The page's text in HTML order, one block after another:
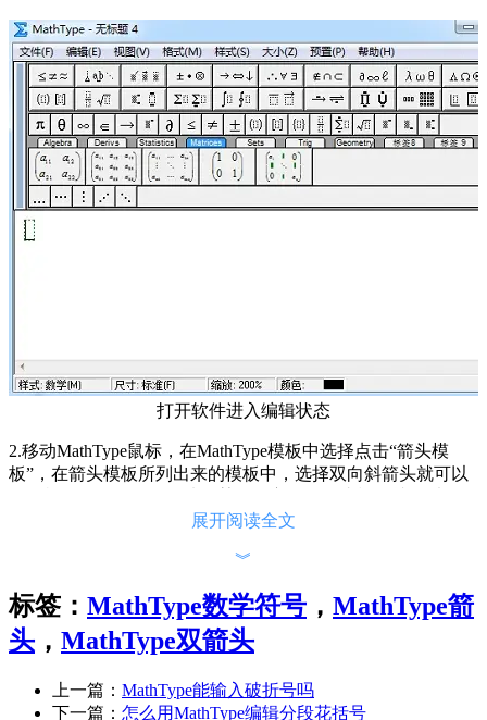
打开软件进入编辑状态
2.移动MathType鼠标，在MathType模板中选择点击“箭头模
板”，在箭头模板所列出来的模板中，选择双向斜箭头就可以
展开阅读全文
︾
标签： MathType数学符号 ， MathType箭
头 ， MathType双箭头
上一篇： MathType能输入破折号吗
下一篇： 怎么用MathType编辑分段花括号